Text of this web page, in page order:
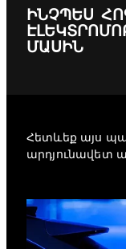
ԻՆՉՊԵՍ
ՄԱՍԻՆ
Հետևեք այս
արդյունավետ